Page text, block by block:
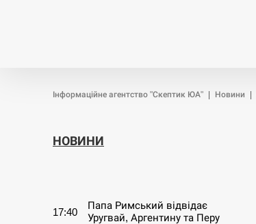
Інформаційне агентство "Скептик ЮА" Новини
НОВИНИ
17:40
Папа Римський відвідає
Уругвай, Аргентину та Перу